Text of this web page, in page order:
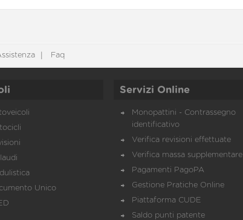
Faq
Unico
Servizi Online
Monopattini - Contrassegno
identificativo
Verifica revisioni effettuate
Verifica massa supplementare
Pagamenti PagoPA
Gestione Pratiche Online
Piattaforma CUDE
Saldo punti patente